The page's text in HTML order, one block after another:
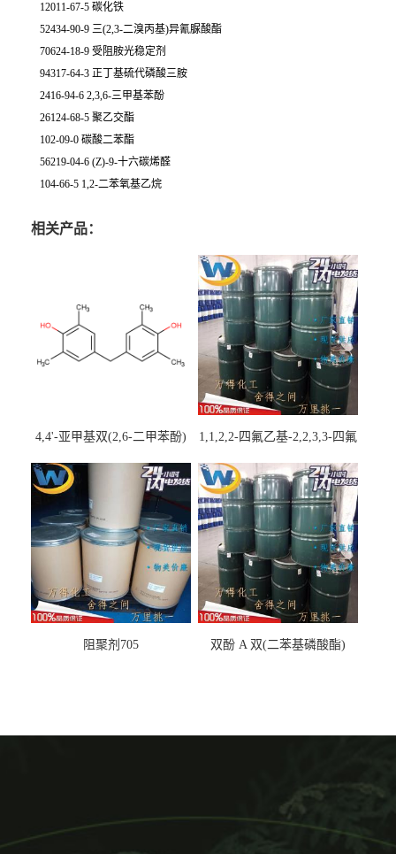
12011-67-5 碳化铁
52434-90-9 三(2,3-二溴丙基)异氰脲酸酯
70624-18-9 受阻胺光稳定剂
94317-64-3 正丁基硫代磷酸三胺
2416-94-6 2,3,6-三甲基苯酚
26124-68-5 聚乙交酯
102-09-0 碳酸二苯酯
56219-04-6 (Z)-9-十六碳烯醛
104-66-5 1,2-二苯氧基乙烷
相关产品：
4,4'-亚甲基双(2,6-二甲苯酚)
1,1,2,2-四氟乙基-2,2,3,3-四氟
阻聚剂705 双酚 A 双(二苯基磷酸酯)